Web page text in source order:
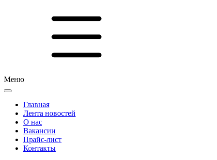
Меню
Главная
Лента новостей
О нас
Вакансии
Прайс-лист
Контакты